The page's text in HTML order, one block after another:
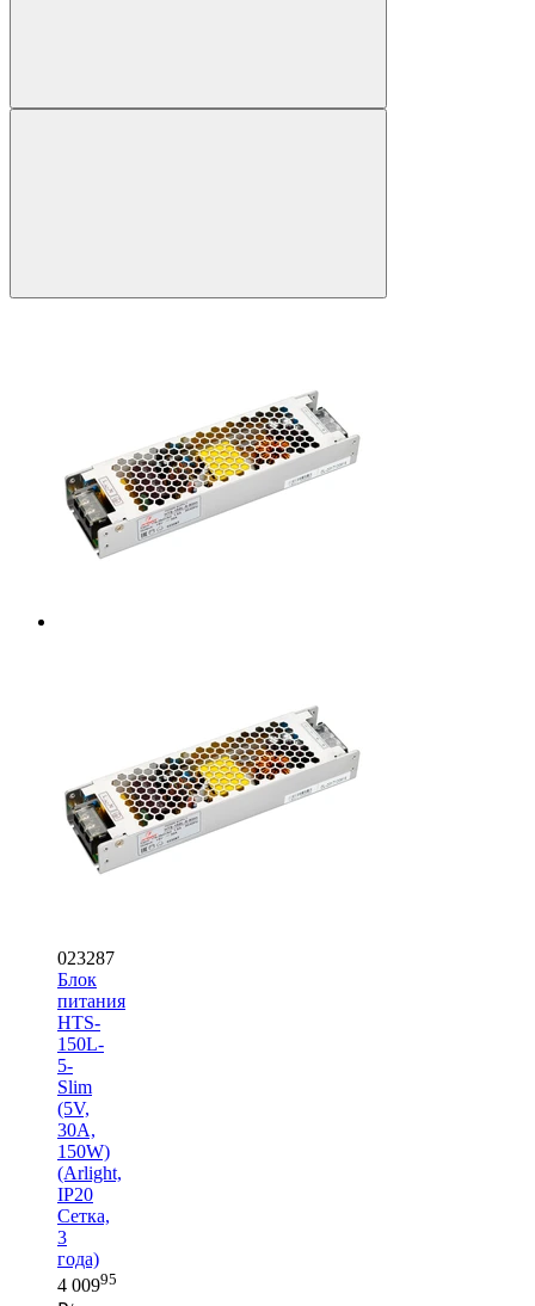
023287
Блок
питания
HTS-
150L-
5-
Slim
(5V,
30A,
150W)
(Arlight,
IP20
Сетка,
3
года)
4 00995